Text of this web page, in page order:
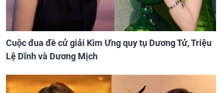
Cuộc đua đề cử giải Kim Ưng quy tụ Dương Tử, Triệu
Lệ Dĩnh và Dương Mịch